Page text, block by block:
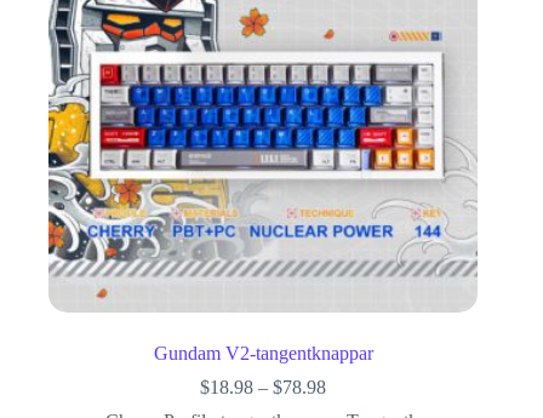
Gundam V2-tangentknappar
$18.98 – $78.98